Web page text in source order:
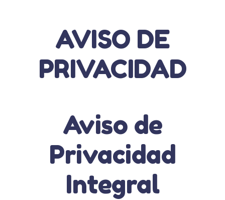
AVISO DE
PRIVACIDAD
Aviso de
Privacidad
Integral